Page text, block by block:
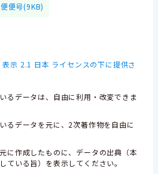
便号(9KB)
示 2.1 日本 ライセンスの下に提供さ
るデータは、自由に利用・改変できま
るデータを元に、2次著作物を自由に
に作成したものに、データの出典（本
ている旨）を表示してください。